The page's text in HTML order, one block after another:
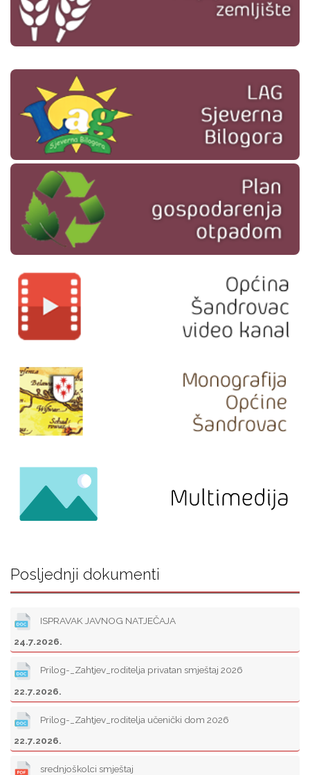
Posljednji dokumenti
ISPRAVAK JAVNOG NATJEČAJA
24.7.2026.
Prilog-_Zahtjev_roditelja privatan smještaj 2026
22.7.2026.
Prilog-_Zahtjev_roditelja učenički dom 2026
22.7.2026.
srednjoškolci smještaj